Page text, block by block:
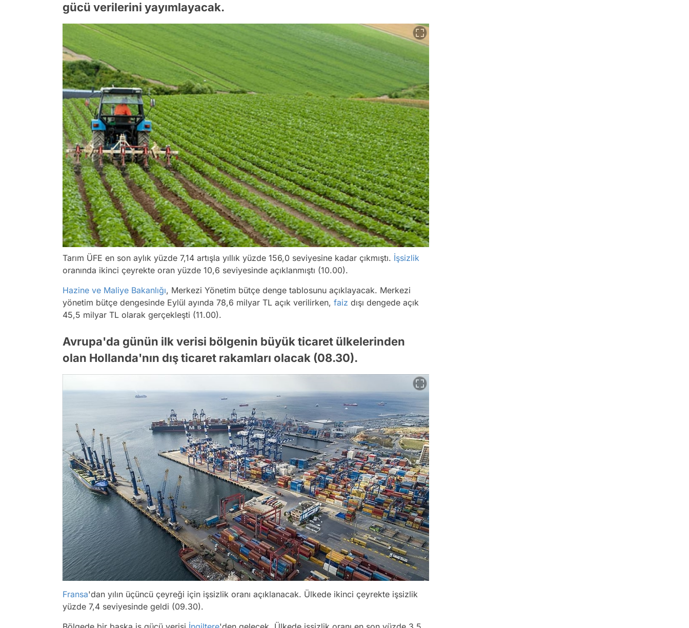
gücü verilerini yayımlayacak.
Tarım ÜFE en son aylık yüzde 7,14 artışla yıllık yüzde 156,0 seviyesine kadar çıkmıştı. İşsizlik
oranında ikinci çeyrekte oran yüzde 10,6 seviyesinde açıklanmıştı (10.00).
Hazine ve Maliye Bakanlığı, Merkezi Yönetim bütçe denge tablosunu açıklayacak. Merkezi
yönetim bütçe dengesinde Eylül ayında 78,6 milyar TL açık verilirken, faiz dışı dengede açık
45,5 milyar TL olarak gerçekleşti (11.00).
Avrupa'da günün ilk verisi bölgenin büyük ticaret ülkelerinden
olan Hollanda'nın dış ticaret rakamları olacak (08.30).
Fransa'dan yılın üçüncü çeyreği için işsizlik oranı açıklanacak. Ülkede ikinci çeyrekte işsizlik
yüzde 7,4 seviyesinde geldi (09.30).